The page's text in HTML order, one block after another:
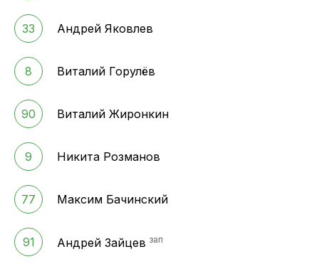
33 Андрей Яковлев
8 Виталий Горулёв
90 Виталий Жиронкин
9 Никита Розманов
77 Максим Бачинский
91 Андрей Зайцев зап